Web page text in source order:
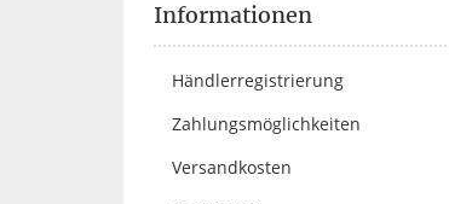
Informationen
Händlerregistrierung
Zahlungsmöglichkeiten
Versandkosten